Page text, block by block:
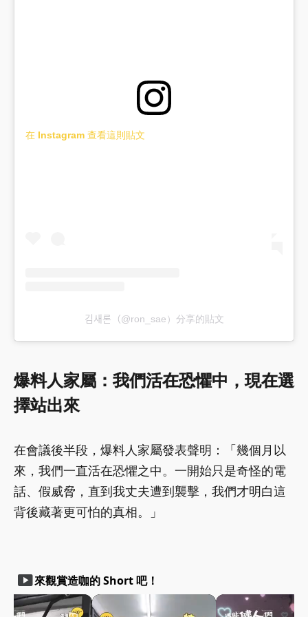
在 Instagram 查看這則貼文
김새론（@ron_sae）分享的貼文
爆料人家屬：我們活在恐懼中，現在選
擇站出來
在會議後半段，爆料人家屬發表聲明：「幾個月以
來，我們一直活在恐懼之中。一開始只是奇怪的電
話、假威脅，直到我丈夫遭到襲擊，我們才明白這
背後藏著更可怕的真相。」
smart_display來觀賞造咖的 Short 吧！